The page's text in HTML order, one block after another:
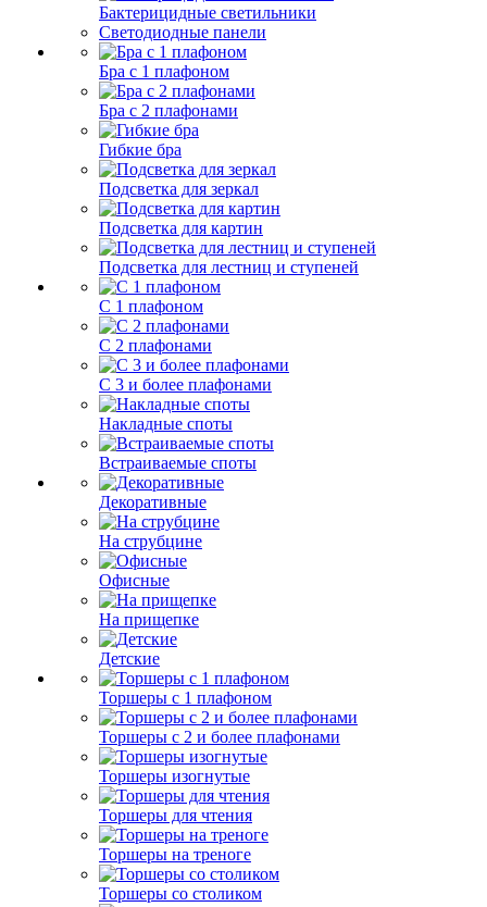
Бактерицидные светильники
Светодиодные панели
Бра с 1 плафоном
Бра с 2 плафонами
Гибкие бра
Подсветка для зеркал
Подсветка для картин
Подсветка для лестниц и ступеней
С 1 плафоном
С 2 плафонами
С 3 и более плафонами
Накладные споты
Встраиваемые споты
Декоративные
На струбцине
Офисные
На прищепке
Детские
Торшеры с 1 плафоном
Торшеры с 2 и более плафонами
Торшеры изогнутые
Торшеры для чтения
Торшеры на треноге
Торшеры со столиком